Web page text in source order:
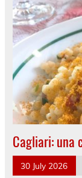
Cagliari: una
30 July 2026